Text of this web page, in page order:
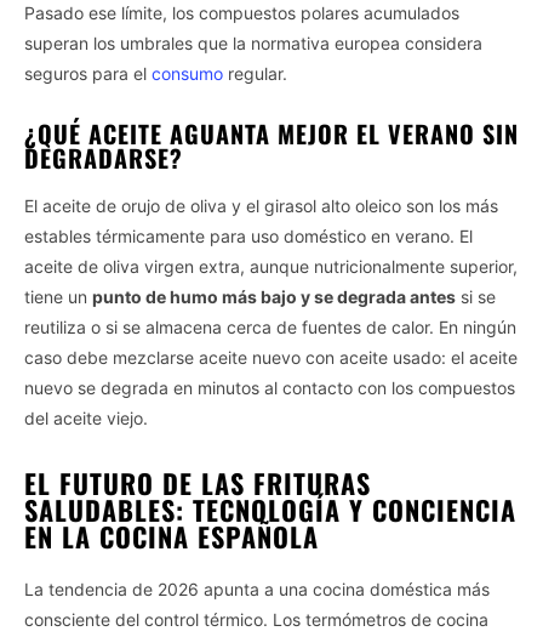
Pasado ese límite, los compuestos polares acumulados
superan los umbrales que la normativa europea considera
seguros para el consumo regular.
¿QUÉ ACEITE AGUANTA MEJOR EL VERANO SIN
DEGRADARSE?
El aceite de orujo de oliva y el girasol alto oleico son los más
estables térmicamente para uso doméstico en verano. El
aceite de oliva virgen extra, aunque nutricionalmente superior,
tiene un punto de humo más bajo y se degrada antes si se
reutiliza o si se almacena cerca de fuentes de calor. En ningún
caso debe mezclarse aceite nuevo con aceite usado: el aceite
nuevo se degrada en minutos al contacto con los compuestos
del aceite viejo.
EL FUTURO DE LAS FRITURAS
SALUDABLES: TECNOLOGÍA Y CONCIENCIA
EN LA COCINA ESPAÑOLA
La tendencia de 2026 apunta a una cocina doméstica más
consciente del control térmico. Los termómetros de cocina